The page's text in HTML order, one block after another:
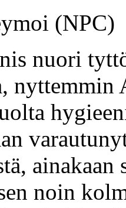
(NPC)
nuori
noin